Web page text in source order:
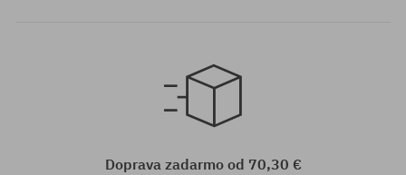
Dostupné veľkosti:
Doprava zadarmo od 70,30 €